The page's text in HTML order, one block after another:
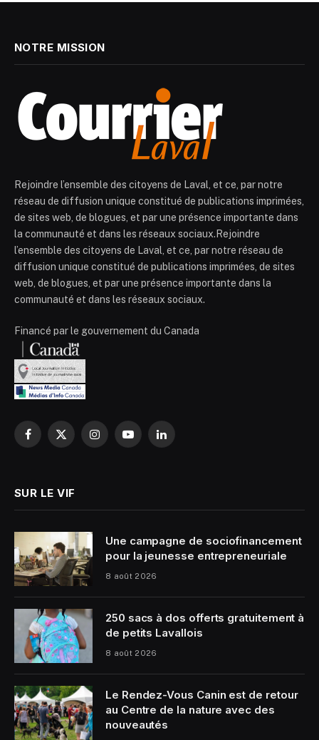
NOTRE MISSION
Rejoindre l’ensemble des citoyens de Laval, et ce, par notre
réseau de diffusion unique constitué de publications imprimées,
de sites web, de blogues, et par une présence importante dans
la communauté et dans les réseaux sociaux.Rejoindre
l’ensemble des citoyens de Laval, et ce, par notre réseau de
diffusion unique constitué de publications imprimées, de sites
web, de blogues, et par une présence importante dans la
communauté et dans les réseaux sociaux.
Financé par le gouvernement du Canada
Facebook
X
InstagramYouTubeLinkedIn
SUR LE VIF
Une campagne de sociofinancement
pour la jeunesse entrepreneuriale
8 août 2026
250 sacs à dos offerts gratuitement à
de petits Lavallois
8 août 2026
Le Rendez-Vous Canin est de retour
au Centre de la nature avec des
nouveautés